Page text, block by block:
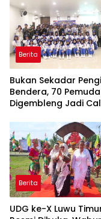
Berita
‎Bukan Sekadar
Bendera, 70
Digembleng Jadi
Berita
UDG ke-X Luwu